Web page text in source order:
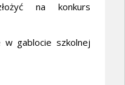
na konkurs
w gablocie szkolnej